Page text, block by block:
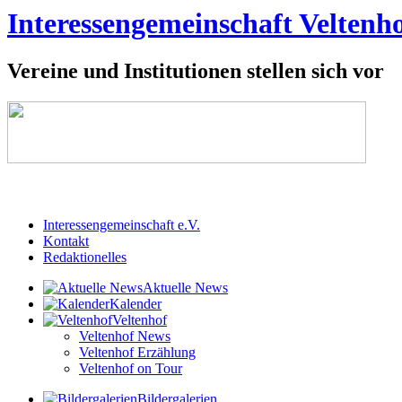
Interessengemeinschaft
Vereine und Institutionen stellen sich vor
Interessengemeinschaft e.V.
Kontakt
Redaktionelles
Aktuelle News
Kalender
Veltenhof
Veltenhof News
Veltenhof Erzählung
Veltenhof on Tour